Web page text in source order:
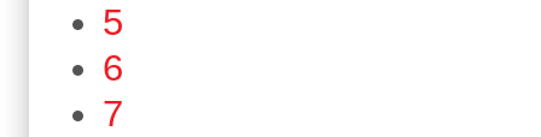
5
6
7